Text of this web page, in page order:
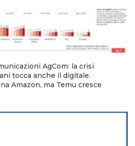
AgCom: la crisi
tocca anche il digitale.
Amazon, ma Temu cresce